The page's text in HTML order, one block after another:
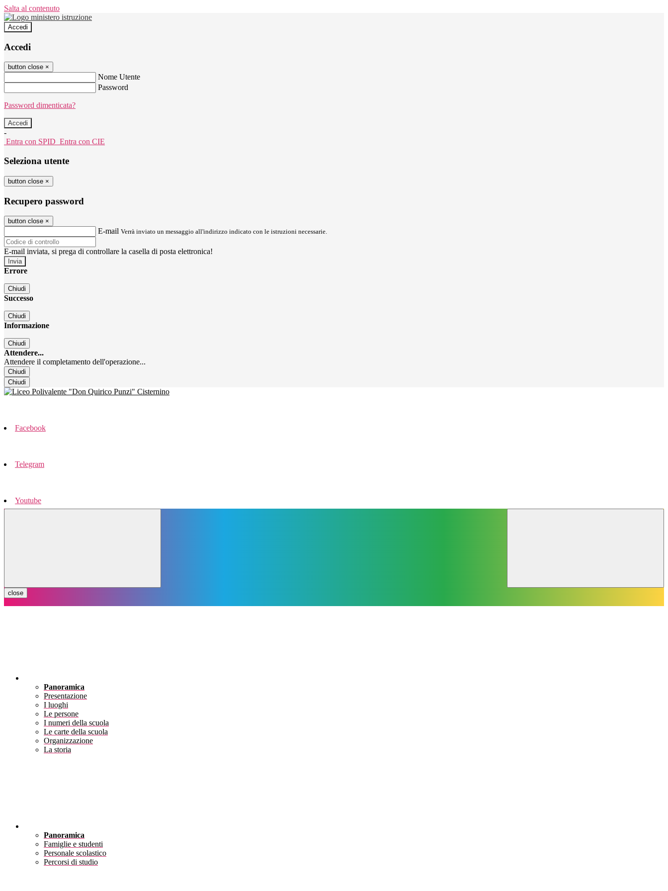
Salta al contenuto
Accedi
Accedi
button close ×
Nome Utente
Password
Password dimenticata?
-
Entra con SPID Entra con CIE
Seleziona utente
button close ×
Recupero password
button close ×
E-mail Verrà inviato un messaggio all'indirizzo indicato con le istruzioni necessarie.
E-mail inviata, si prega di controllare la casella di posta elettronica!
Errore
Chiudi
Successo
Chiudi
Informazione
Chiudi
Attendere...
Attendere il completamento dell'operazione...
Chiudi
Chiudi
Facebook
Telegram
Youtube
close
Panoramica
Presentazione
I luoghi
Le persone
I numeri della scuola
Le carte della scuola
Organizzazione
La storia
Panoramica
Famiglie e studenti
Personale scolastico
Percorsi di studio